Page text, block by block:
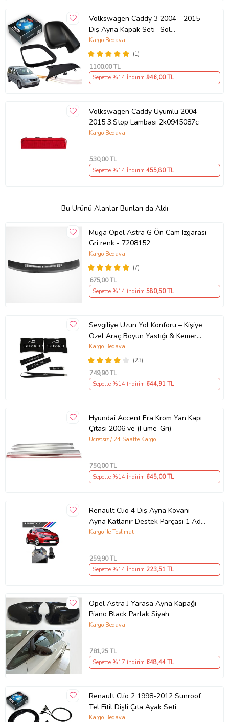
Volkswagen Caddy 3 2004 - 2015
Dış Ayna Kapak Seti -Sol
7E18575289 B9
(1)
Kargo Bedava
1100,00 TL
Sepette %14 İndirim 946,00 TL
Volkswagen Caddy Uyumlu 2004-
2015 3.Stop Lambası 2k0945087c
Kargo Bedava
530,00 TL
Sepette %14 İndirim 455,80 TL
Bu Ürünü Alanlar Bunları da Aldı
Muga Opel Astra G Ön Cam Izgarası
Gri renk - 7208152
(7)
Kargo Bedava
675,00 TL
Sepette %14 İndirim 580,50 TL
Sevgiliye Uzun Yol Konforu – Kişiye
Özel Araç Boyun Yastığı & Kemer
Pedi Hediye Seti
(23)
Kargo Bedava
749,90 TL
Sepette %14 İndirim 644,91 TL
Hyundai Accent Era Krom Yan Kapı
Çıtası 2006 ve (Füme-Gri)
Ücretsiz / 24 Saatte Kargo
750,00 TL
Sepette %14 İndirim 645,00 TL
Renault Clio 4 Dış Ayna Kovanı -
Ayna Katlanır Destek Parçası 1 Adet
490307706 M3625
Kargo ile Teslimat
259,90 TL
Sepette %14 İndirim 223,51 TL
Opel Astra J Yarasa Ayna Kapağı
Piano Black Parlak Siyah
Kargo Bedava
781,25 TL
Sepette %17 İndirim 648,44 TL
Renault Clio 2 1998-2012 Sunroof
Tel Fitil Dişli Çıta Ayak Seti
Kargo Bedava